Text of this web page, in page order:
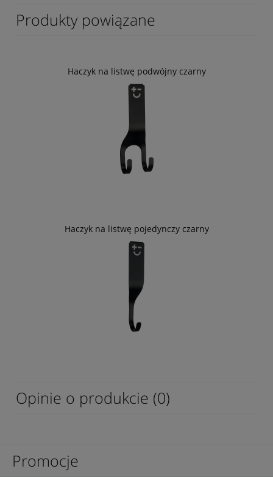
Produkty powiązane
Haczyk na listwę podwójny czarny
Haczyk na listwę pojedynczy czarny
Opinie o produkcie (0)
Promocje